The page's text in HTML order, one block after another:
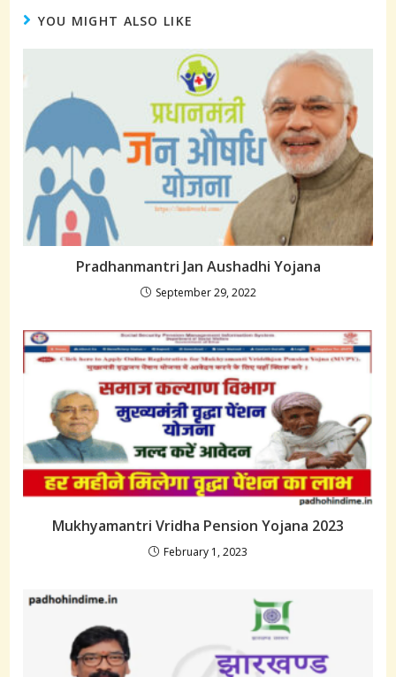
YOU MIGHT ALSO LIKE
Pradhanmantri Jan Aushadhi Yojana
September 29, 2022
Mukhyamantri Vridha Pension Yojana 2023
February 1, 2023